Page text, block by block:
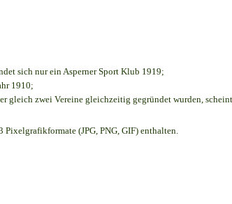
sich nur ein Asperner Sport Klub 1919;
1910;
gleich zwei Vereine gleichzeitig gegründet wurden,
(JPG, PNG, GIF) enthalten.